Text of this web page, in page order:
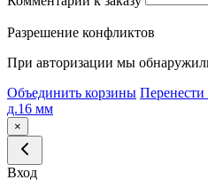
Разрешение конфликтов
При авторизации мы
Объединить корзины
д.16 мм
×
Вход